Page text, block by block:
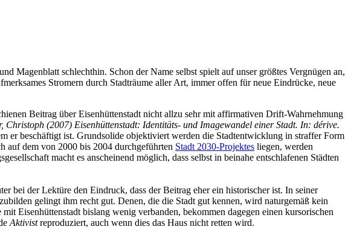
Magenblatt schlechthin. Schon der Name selbst spielt auf unser größtes Vergnügen an,
Stromern durch Stadträume aller Art, immer offen für neue Eindrücke, neue
Beitrag über Eisenhüttenstadt nicht allzu sehr mit affirmativen Drift-Wahrnehmung
Christoph (2007) Eisenhüttenstadt: Identitäts- und Imagewandel einer Stadt. In: dérive.
er beschäftigt ist. Grundsolide objektiviert werden die Stadtentwicklung in straffer Form
auf dem von 2000 bis 2004 durchgeführten Stadt 2030-Projektes liegen, werden
macht es anscheinend möglich, dass selbst in beinahe entschlafenen Städten
bei der Lektüre den Eindruck, dass der Beitrag eher ein historischer ist. In seiner
gelingt ihm recht gut. Denen, die die Stadt gut kennen, wird naturgemäß kein
Eisenhüttenstadt bislang wenig verbanden, bekommen dagegen einen kursorischen
Aktivistreproduziert, auch wenn dies das Haus nicht retten wird.